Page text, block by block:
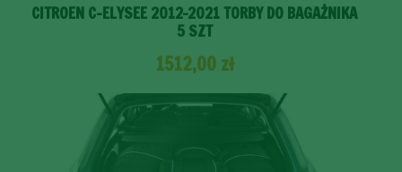
CITROEN C-ELYSEE 2012-2021 TORBY DO BAGAŻNIKA
5 SZT
1512,00 zł